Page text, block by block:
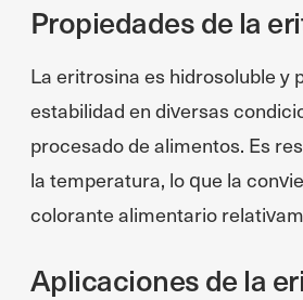
Propiedades de la
La eritrosina es hidrosoluble y
estabilidad en diversas
procesado de alimentos. Es
la temperatura, lo que la
colorante alimentario
Aplicaciones de la